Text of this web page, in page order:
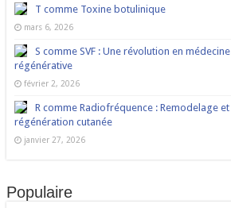
T comme Toxine botulinique
mars 6, 2026
S comme SVF : Une révolution en médecine
régénérative
février 2, 2026
R comme Radiofréquence : Remodelage et
régénération cutanée
janvier 27, 2026
Populaire